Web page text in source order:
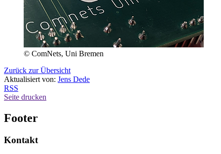
© ComNets, Uni Bremen
Zurück zur Übersicht
Aktualisiert von: Jens Dede
RSS
Seite drucken
Footer
Kontakt